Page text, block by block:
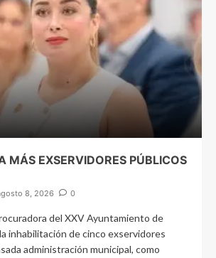
MÁS EXSERVIDORES PÚBLICOS
8, 2026 0
del XXV Ayuntamiento de
inhabilitación de cinco exservidores
administración municipal, como